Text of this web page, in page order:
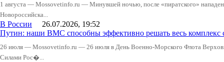
1 августа — Mossovetinfo.ru — Минувшей ночью, после «пиратского»
Новороссийска...
В России 26.07.2026, 19:52
Путин: наши ВМС способны эффективно решать весь комплекс
26 июля — Mossovetinfo.ru — 26 июля в День Военно-Морского Флота
Силами Рос�...